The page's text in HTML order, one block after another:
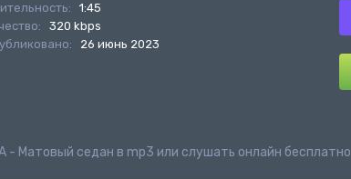
1:45
320 kbps
26 июнь 2023
- Матовый седан в mp3 или слушать онлайн бесплатно